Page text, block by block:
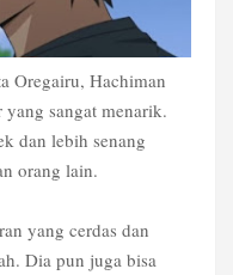
Oregairu, Hachiman
sangat menarik.
dan lebih senang
orang lain.
yang cerdas dan
Dia pun juga bisa